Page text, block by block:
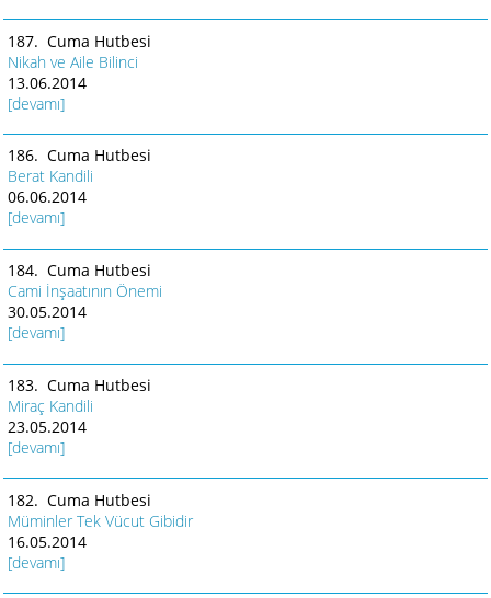
187. Cuma Hutbesi
Nikah ve Aile Bilinci
13.06.2014
[devamı]
186. Cuma Hutbesi
Berat Kandili
06.06.2014
[devamı]
184. Cuma Hutbesi
Cami İnşaatının Önemi
30.05.2014
[devamı]
183. Cuma Hutbesi
Miraç Kandili
23.05.2014
[devamı]
182. Cuma Hutbesi
Müminler Tek Vücut Gibidir
16.05.2014
[devamı]